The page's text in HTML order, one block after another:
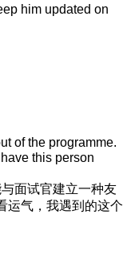
him updated on
of the programme.
this person
面试官建立一种友
运气，我遇到的这个